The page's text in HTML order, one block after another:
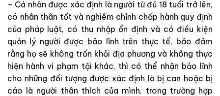
– Cá nhân được xác định là người từ đủ 18 tuổi trở lên,
có nhân thân tốt và nghiêm chỉnh chấp hành quy định
của pháp luật, có thu nhập ổn định và có điều kiện
quản lý người được bảo lĩnh trên thực tế, bảo đảm
rằng họ sẽ không trốn khỏi địa phương và không thực
hiện hành vi phạm tội khác, thì có thể nhận bảo lĩnh
cho những đối tượng được xác định là bị can hoặc bị
cáo là người thân thích của mình, trong trường hợp